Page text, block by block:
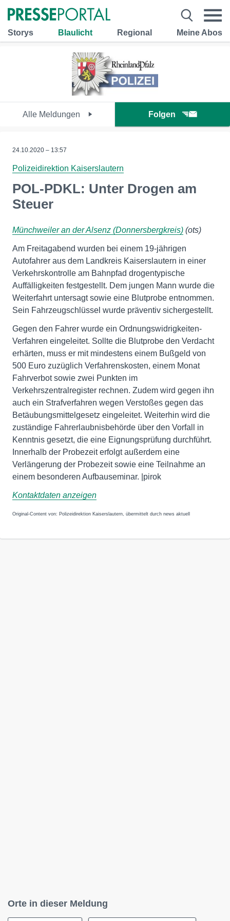
Storys Blaulicht Regional Meine Abos
Alle Meldungen Folgen
24.10.2020 – 13:57
Polizeidirektion Kaiserslautern
POL-PDKL: Unter Drogen am
Steuer
Münchweiler an der Alsenz (Donnersbergkreis) (ots)
Am Freitagabend wurden bei einem 19-jährigen
Autofahrer aus dem Landkreis Kaiserslautern in einer
Verkehrskontrolle am Bahnpfad drogentypische
Auffälligkeiten festgestellt. Dem jungen Mann wurde die
Weiterfahrt untersagt sowie eine Blutprobe entnommen.
Sein Fahrzeugschlüssel wurde präventiv sichergestellt.
Gegen den Fahrer wurde ein Ordnungswidrigkeiten-
Verfahren eingeleitet. Sollte die Blutprobe den Verdacht
erhärten, muss er mit mindestens einem Bußgeld von
500 Euro zuzüglich Verfahrenskosten, einem Monat
Fahrverbot sowie zwei Punkten im
Verkehrszentralregister rechnen. Zudem wird gegen ihn
auch ein Strafverfahren wegen Verstoßes gegen das
Betäubungsmittelgesetz eingeleitet. Weiterhin wird die
zuständige Fahrerlaubnisbehörde über den Vorfall in
Kenntnis gesetzt, die eine Eignungsprüfung durchführt.
Innerhalb der Probezeit erfolgt außerdem eine
Verlängerung der Probezeit sowie eine Teilnahme an
einem besonderen Aufbauseminar. |pirok
Kontaktdaten anzeigen
Original-Content von: Polizeidirektion Kaiserslautern, übermittelt durch news aktuell
Orte in dieser Meldung